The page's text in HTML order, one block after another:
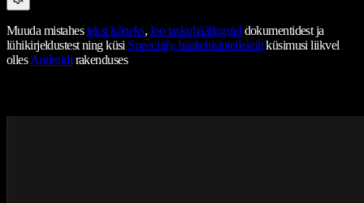
Muuda mistahestekst kõneks, loo taskuhäälinguiddokumentidest ja
lühikirjeldustest ning küsi Speechify häältehisintellektiltküsimusi liikvel
ollesAndroidirakenduses